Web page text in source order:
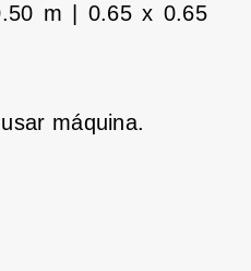
m | 0.65 x 0.65
máquina.